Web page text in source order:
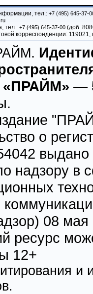
тел.: +7 (495) 645-37-
тел.: +7 (495) 645-37-00 (доб.
корреспонденции:
.
—
о
выдано
надзору в
08 мая
ресурс
12+
и